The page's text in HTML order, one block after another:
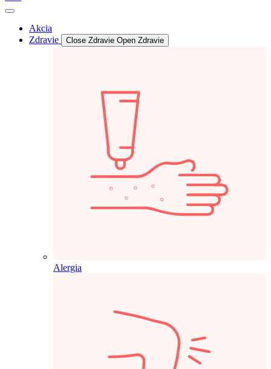
Akcia
Zdravie
Close Zdravie Open Zdravie
Alergia